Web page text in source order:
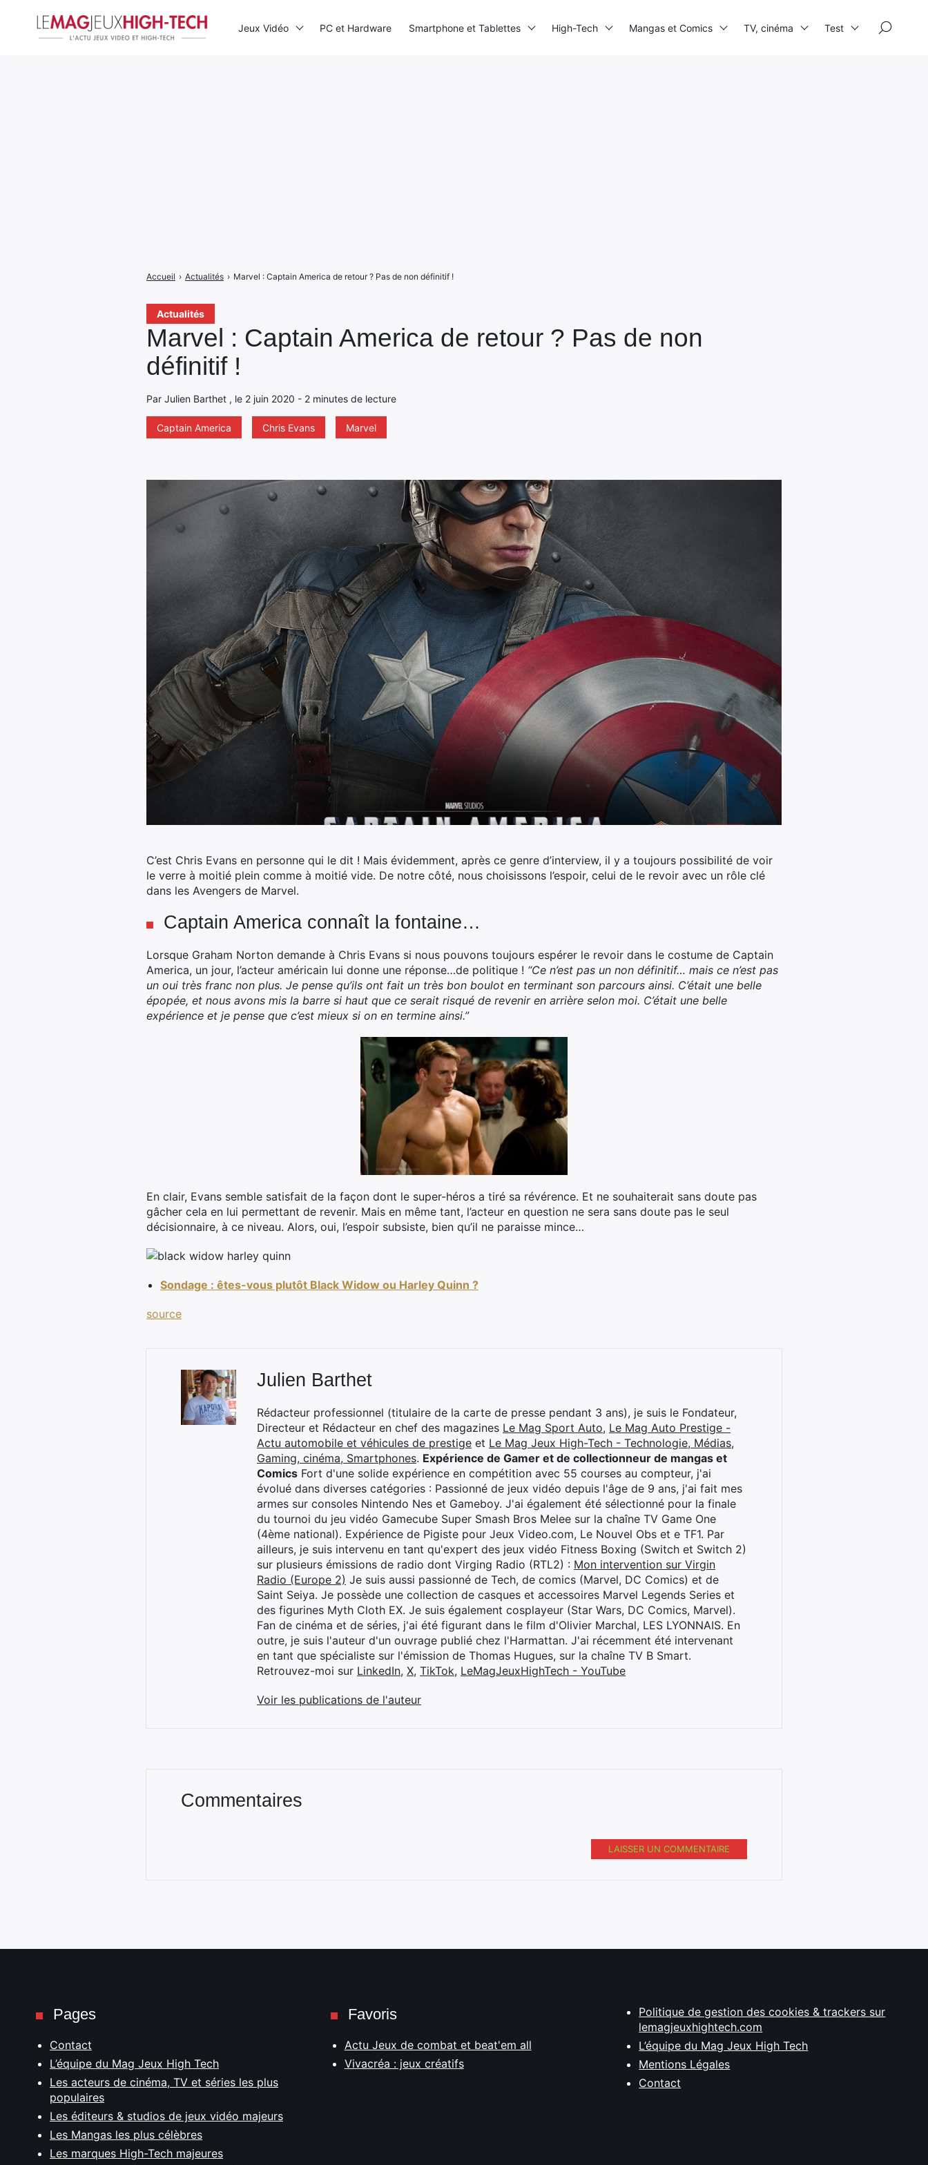
Actualités
Marvel : Captain America de retour ? Pas de non
définitif !
Par Julien Barthet , le 2 juin 2020 - 2 minutes de lecture
Captain America Chris Evans Marvel
Accueil › Actualités › Marvel : Captain America de retour ? Pas de non définitif !
C’est Chris Evans en personne qui le dit ! Mais évidemment, après ce genre d’interview, il y a toujours possibilité de voir
le verre à moitié plein comme à moitié vide. De notre côté, nous choisissons l’espoir, celui de le revoir avec un rôle clé
dans les Avengers de Marvel.
Captain America connaît la fontaine…
Lorsque Graham Norton demande à Chris Evans si nous pouvons toujours espérer le revoir dans le costume de Captain
America, un jour, l’acteur américain lui donne une réponse…de politique ! “Ce n’est pas un non définitif… mais ce n’est pas
un oui très franc non plus. Je pense qu’ils ont fait un très bon boulot en terminant son parcours ainsi. C’était une belle
épopée, et nous avons mis la barre si haut que ce serait risqué de revenir en arrière selon moi. C’était une belle
expérience et je pense que c’est mieux si on en termine ainsi.”
En clair, Evans semble satisfait de la façon dont le super-héros a tiré sa révérence. Et ne souhaiterait sans doute pas
gâcher cela en lui permettant de revenir. Mais en même tant, l’acteur en question ne sera sans doute pas le seul
décisionnaire, à ce niveau. Alors, oui, l’espoir subsiste, bien qu’il ne paraisse mince…
Sondage : êtes-vous plutôt Black Widow ou Harley Quinn ?
source
Julien Barthet
Rédacteur professionnel (titulaire de la carte de presse pendant 3 ans), je suis le Fondateur,
Directeur et Rédacteur en chef des magazines Le Mag Sport Auto, Le Mag Auto Prestige -
Actu automobile et véhicules de prestige et Le Mag Jeux High-Tech - Technologie, Médias,
Gaming, cinéma, Smartphones. Expérience de Gamer et de collectionneur de mangas et
Comics Fort d'une solide expérience en compétition avec 55 courses au compteur, j'ai
évolué dans diverses catégories : Passionné de jeux vidéo depuis l'âge de 9 ans, j'ai fait mes
armes sur consoles Nintendo Nes et Gameboy. J'ai également été sélectionné pour la finale
du tournoi du jeu vidéo Gamecube Super Smash Bros Melee sur la chaîne TV Game One
(4ème national). Expérience de Pigiste pour Jeux Video.com, Le Nouvel Obs et e TF1. Par
ailleurs, je suis intervenu en tant qu'expert des jeux vidéo Fitness Boxing (Switch et Switch 2)
sur plusieurs émissions de radio dont Virging Radio (RTL2) : Mon intervention sur Virgin
Radio (Europe 2) Je suis aussi passionné de Tech, de comics (Marvel, DC Comics) et de
Saint Seiya. Je possède une collection de casques et accessoires Marvel Legends Series et
des figurines Myth Cloth EX. Je suis également cosplayeur (Star Wars, DC Comics, Marvel).
Fan de cinéma et de séries, j'ai été figurant dans le film d'Olivier Marchal, LES LYONNAIS. En
outre, je suis l'auteur d'un ouvrage publié chez l'Harmattan. J'ai récemment été intervenant
en tant que spécialiste sur l'émission de Thomas Hugues, sur la chaîne TV B Smart.
Retrouvez-moi sur LinkedIn, X, TikTok, LeMagJeuxHighTech - YouTube
Voir les publications de l'auteur
Commentaires
LAISSER UN COMMENTAIRE
Jeux Vidéo PC et Hardware Smartphone et Tablettes High-Tech Mangas et Comics TV, cinéma Test
Pages
Contact
L’équipe du Mag Jeux High Tech
Les acteurs de cinéma, TV et séries les plus
populaires
Les éditeurs & studios de jeux vidéo majeurs
Les Mangas les plus célèbres
Les marques High-Tech majeures
Favoris
Actu Jeux de combat et beat'em all
Vivacréa : jeux créatifs
Politique de gestion des cookies & trackers sur
lemagjeuxhightech.com
L’équipe du Mag Jeux High Tech
Mentions Légales
Contact